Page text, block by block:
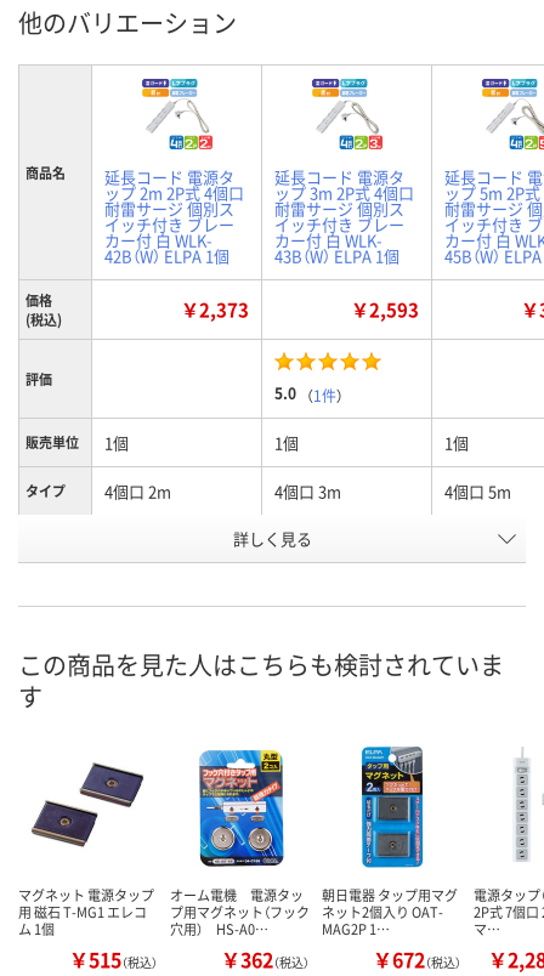
他のバリエーション
商品名 延長コード 電源タ
ップ 2m 2P式 4個口
耐雷サージ 個別ス
イッチ付き ブレー
カー付 白 WLK-
42B（W） ELPA 1個
延長コード 電源タ
ップ 3m 2P式 4個口
耐雷サージ 個別ス
イッチ付き ブレー
カー付 白 WLK-
43B（W） ELPA 1個
延長コード
ップ 5m 2P
耐雷サージ
イッチ付き
カー付 白
45B（W）
価格
(税込)
￥2,373 ￥2,593
評価
5.0 （1件）
販売単位 1個 1個 1個
タイプ 4個口 2m 4個口 3m 4個口 5m
XP01232 XP01226
8月7日（金）
カゴへ カゴへ カ
詳しく見る
この商品を見た人はこちらも検討されていま
す
マグネット 電源タップ
用 磁石 T-MG1 エレコ
ム 1個
￥515（税込）
オーム電機 電源タッ
プ用マグネット（フック
穴用） HS-A0…
￥362（税込）
朝日電器 タップ用マグ
ネット2個入り OAT-
MAG2P 1…
￥672（税込）
電源タップ
2P式 7個
マ…
￥